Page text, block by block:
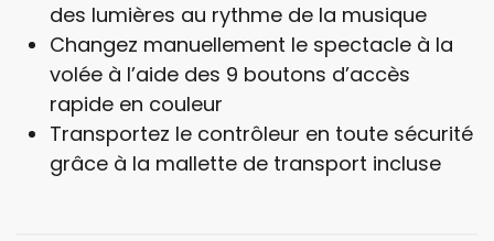
des lumières au rythme de la musique
Changez manuellement le spectacle à la
volée à l’aide des 9 boutons d’accès
rapide en couleur
Transportez le contrôleur en toute sécurité
grâce à la mallette de transport incluse